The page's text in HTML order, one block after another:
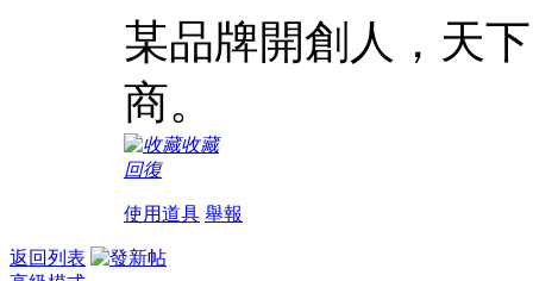
某品牌開創人，天
商。
收藏
回復
使用道具 舉報
返回列表